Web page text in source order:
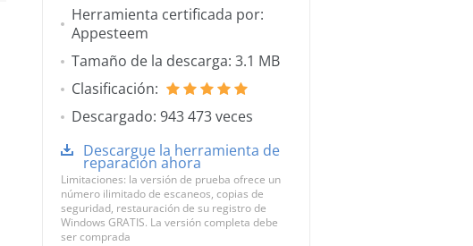
Herramienta certificada por:
Appesteem
Tamaño de la descarga: 3.1 MB
Clasificación:
Descargado: 943 473 veces
Descargue la herramienta de
reparación ahora
Limitaciones: la versión de prueba ofrece un
número ilimitado de escaneos, copias de
seguridad, restauración de su registro de
Windows GRATIS. La versión completa debe
ser comprada